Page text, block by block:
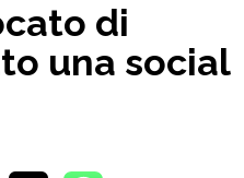
di
una social